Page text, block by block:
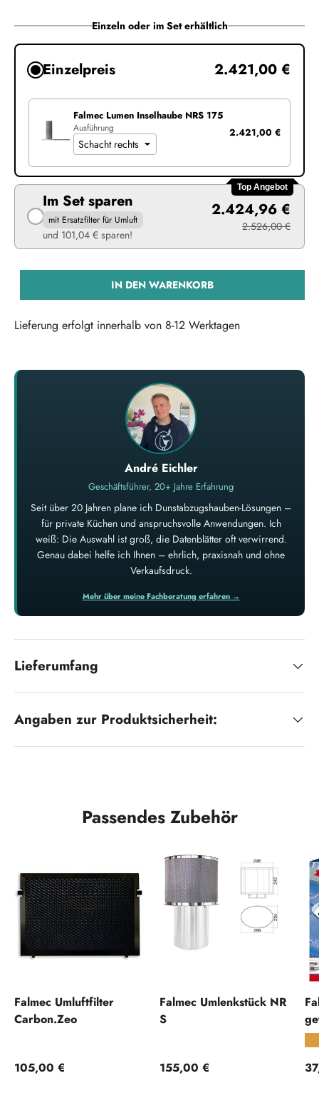
Einzeln oder im Set erhältlich
Einzelpreis 2.421,00 €
Falmec Lumen Inselhaube NRS 175
Ausführung 2.421,00 €
Top Angebot
Im Set sparen
mit Ersatzfilter für Umluft
und 101,04 € sparen!
2.424,96 €
2.526,00 €
IN DEN WARENKORB
Lieferung erfolgt innerhalb von 8-12 Werktagen
André Eichler
Geschäftsführer, 20+ Jahre Erfahrung
Seit über 20 Jahren plane ich Dunstabzugshauben-Lösungen –
für private Küchen und anspruchsvolle Anwendungen. Ich
weiß: Die Auswahl ist groß, die Datenblätter oft verwirrend.
Genau dabei helfe ich Ihnen – ehrlich, praxisnah und ohne
Verkaufsdruck.
Mehr über meine Fachberatung erfahren →
Lieferumfang
Angaben zur Produktsicherheit:
Passendes Zubehör
Falmec Umluftfilter
Carbon.Zeo
Normaler Preis
105,00 €
Falmec Umlenkstück NR
S
Normaler Preis
155,00 €